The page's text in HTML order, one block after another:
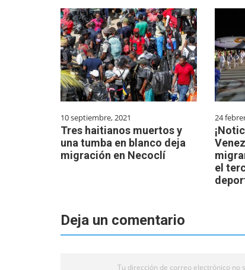
10 septiembre, 2021
Tres haitianos muertos y
una tumba en blanco deja
migración en Necoclí
24
el
Deja un comentario
Tu dirección de correo electrónico no